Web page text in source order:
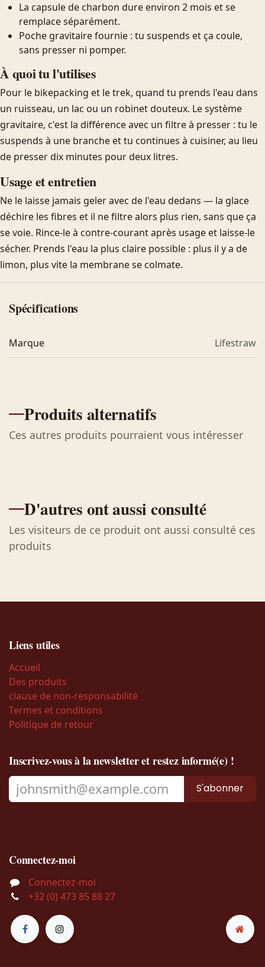
La capsule de charbon dure environ 2 mois et se
remplace séparément.
Poche gravitaire fournie : tu suspends et ça coule,
sans presser ni pomper.
À quoi tu l'utilises
Pour le bikepacking et le trek, quand tu prends l'eau dans
un ruisseau, un lac ou un robinet douteux. Le système
gravitaire, c'est la différence avec un filtre à presser : tu le
suspends à une branche et tu continues à cuisiner, au lieu
de presser dix minutes pour deux litres.
Usage et entretien
Ne le laisse jamais geler avec de l'eau dedans — la glace
déchire les fibres et il ne filtre alors plus rien, sans que ça
se voie. Rince-le à contre-courant après usage et laisse-le
sécher. Prends l'eau la plus claire possible : plus il y a de
limon, plus vite la membrane se colmate.
Spécifications
Marque Lifestraw
Produits alternatifs
Ces autres produits pourraient vous intéresser
D'autres ont aussi consulté
Les visiteurs de ce produit ont aussi consulté ces
produits
Liens utiles
Accueil
Des produits
clause de non-responsabilité
Termes et conditions
Politique de retour
Inscrivez-vous à la newsletter et restez informé(e) !
S'abonner
Connectez-moi
Connectez-moi
+32 (0) 473 85 88 27